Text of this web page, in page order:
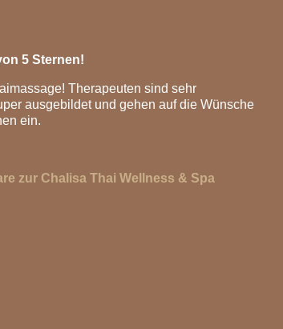
5 Sternen!
Therapeuten sind sehr
ausgebildet und gehen auf die Wünsche
ein.
zur Chalisa Thai Wellness & Spa